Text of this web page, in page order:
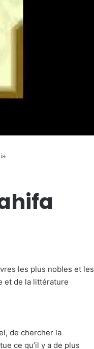
les plus nobles et les
et de la littérature
de chercher la
ce qu’il y a de plus